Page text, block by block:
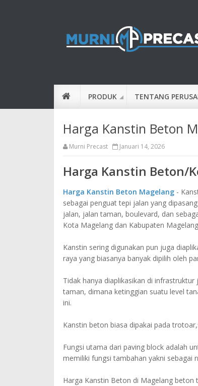
PRODUK TENTANG
Harga Kanstin Beton
Murni Precast Januari 14, 2026
Harga Kanstin Beton/
Harga Kanstin Beton Magelang -
sebagai penguat tepi jalan yang
jalan, jalan taman, boulevard, dan
Kota Magelang dan Kabupaten
Kanstin sering digunakan pun juga
raya yang biasanya banyak dipilih oleh
Tidak hanya diaplikasikan di
taman, dimana ketinggian suatu level
ini.
Kanstin beton biasa dipakai pada
Fungsi utama dari paving block adalah
memiliki fungsi tambahan yakni sebagai
Harga Kanstin Beton di Magelang beton